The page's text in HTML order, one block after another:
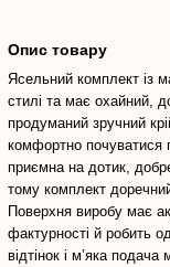
Опис товару
Ясельний комплект із
стилі та має охайний,
продуманий зручний
комфортно почуватися
приємна на дотик,
тому комплект
Поверхня виробу має
фактурності й робить
відтінок і м’яка